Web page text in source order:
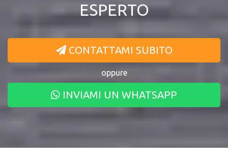
ESPERTO
CONTATTAMI SUBITO
oppure
INVIAMI UN WHATSAPP